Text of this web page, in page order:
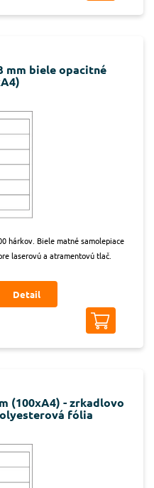
mm biele opacitné
hárkov. Biele matné samolepiace
laserovú a atramentovú tlač.
Detail
(100xA4) - zrkadlovo
fólia